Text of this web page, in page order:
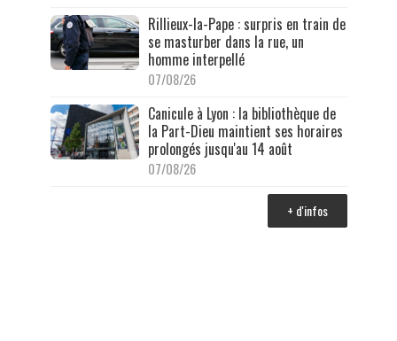
Rillieux-la-Pape : surpris en train de
se masturber dans la rue, un
homme interpellé
07/08/26
Canicule à Lyon : la bibliothèque de
la Part-Dieu maintient ses horaires
prolongés jusqu'au 14 août
07/08/26
+ d'infos